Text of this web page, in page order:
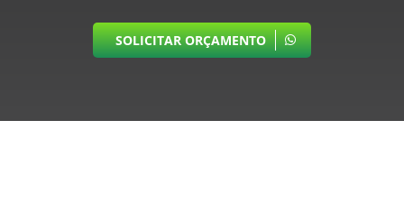
SOLICITAR ORÇAMENTO